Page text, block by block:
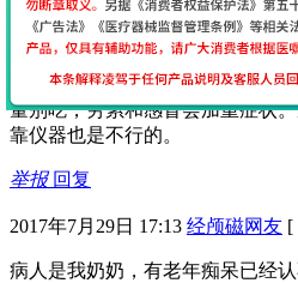
我给我家大儿子用经颅磁刺激仪
果真的很好，作为父母在饮食上
激的不能吃，巧克力、可乐不能
意给孩子喝了，吃过亏了，膨化
量别吃，劳累和感冒会加重症状
靠仪器也是不行的。
举报 回复
2017年7月29日 17:13 经颅磁网友 [
病人是我奶奶，有老年痴呆已经